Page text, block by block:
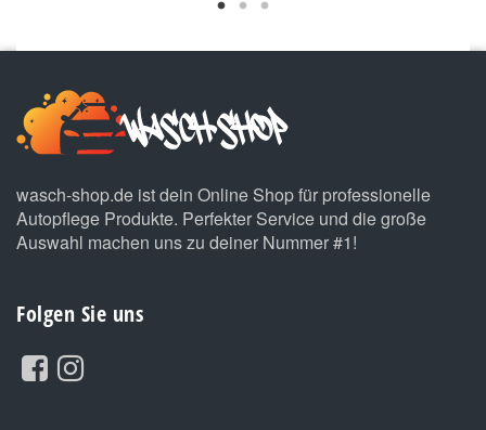
wasch-shop.de ist dein Online Shop für professionelle
Autopflege Produkte. Perfekter Service und die große
Auswahl machen uns zu deiner Nummer #1!
Folgen Sie uns